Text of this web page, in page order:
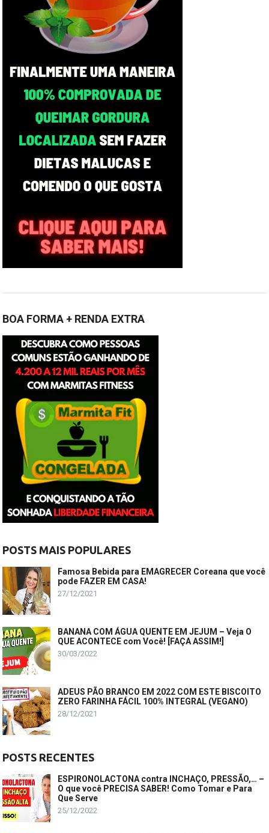
BOA FORMA + RENDA EXTRA
POSTS MAIS POPULARES
Famosa Bebida para EMAGRECER Coreana que você
pode FAZER EM CASA!
27/12/2021
BANANA COM ÁGUA QUENTE EM JEJUM – Veja O
QUE ACONTECE com Você! [FAÇA ASSIM!]
30/03/2022
ADEUS PÃO BRANCO EM 2022 COM ESTE BISCOITO
ZERO FARINHA FÁCIL 100% INTEGRAL (VEGANO)
28/12/2021
POSTS RECENTES
ESPIRONOLACTONA contra INCHAÇO, PRESSÃO,… –
O que você PRECISA SABER! Como Tomar e Para
Que Serve
25/12/2022